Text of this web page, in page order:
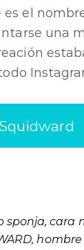
es el
una
sponja,cara
,